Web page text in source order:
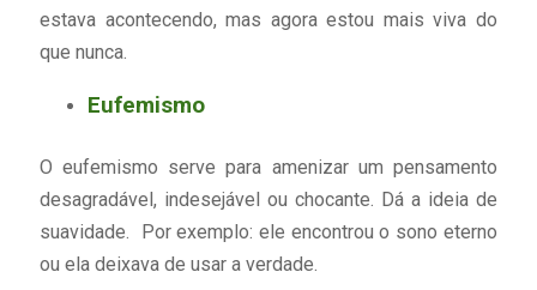
estava acontecendo, mas agora estou mais viva do
que nunca.
Eufemismo
O eufemismo serve para amenizar um pensamento
desagradável, indesejável ou chocante. Dá a ideia de
suavidade. Por exemplo: ele encontrou o sono eterno
ou ela deixava de usar a verdade.